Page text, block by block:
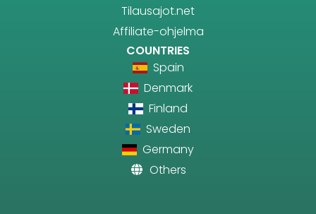
Tilausajot.net
Affiliate-ohjelma
COUNTRIES
Spain
Denmark
Finland
Sweden
Germany
Others